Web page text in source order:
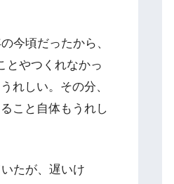
今頃だったから、
とやつくれなかっ
れしい。その分、
こと自体もうれし
たが、遅いけ